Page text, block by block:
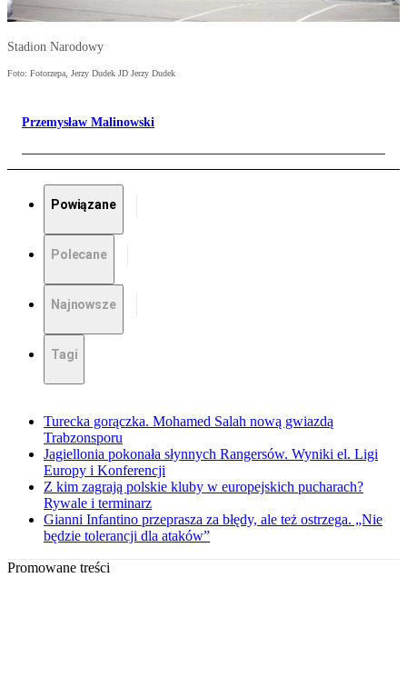
Stadion Narodowy
Foto: Fotorzepa, Jerzy Dudek JD Jerzy Dudek
Przemysław Malinowski
Powiązane
Polecane
Najnowsze
Tagi
Turecka gorączka. Mohamed Salah nową gwiazdą
Trabzonsporu
Jagiellonia pokonała słynnych Rangersów. Wyniki el. Ligi
Europy i Konferencji
Z kim zagrają polskie kluby w europejskich pucharach?
Rywale i terminarz
Gianni Infantino przeprasza za błędy, ale też ostrzega. „Nie
będzie tolerancji dla ataków”
Promowane treści